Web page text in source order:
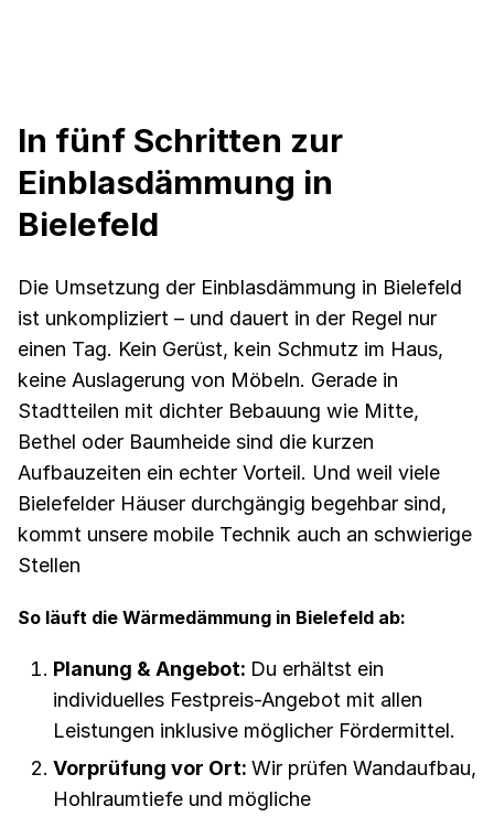
In fünf Schritten zur
Einblasdämmung in
Bielefeld
Die Umsetzung der Einblasdämmung in Bielefeld
ist unkompliziert – und dauert in der Regel nur
einen Tag. Kein Gerüst, kein Schmutz im Haus,
keine Auslagerung von Möbeln. Gerade in
Stadtteilen mit dichter Bebauung wie Mitte,
Bethel oder Baumheide sind die kurzen
Aufbauzeiten ein echter Vorteil. Und weil viele
Bielefelder Häuser durchgängig begehbar sind,
kommt unsere mobile Technik auch an schwierige
Stellen
So läuft die Wärmedämmung in Bielefeld ab:
Planung & Angebot: Du erhältst ein
individuelles Festpreis-Angebot mit allen
Leistungen inklusive möglicher Fördermittel.
Vorprüfung vor Ort: Wir prüfen Wandaufbau,
Hohlraumtiefe und mögliche